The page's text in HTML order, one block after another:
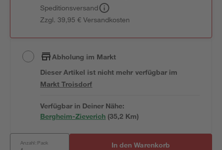
Speditionsversand
Zzgl. 39,95 € Versandkosten
Abholung im Markt
Dieser Artikel ist nicht mehr verfügbar im
MarktTroisdorf
Verfügbar in Deiner Nähe:
Bergheim-Zieverich (35,2 Km)
Anzahl: Pack In den Warenkorb